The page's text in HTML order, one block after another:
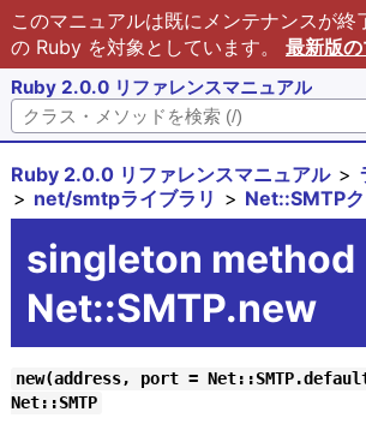
このマニュアルは既にメンテナンスが終
の Ruby を対象としています。 最新版
Ruby 2.0.0 リファレンスマニュアル
Ruby 2.0.0 リファレンスマニュアル
net/smtpライブラリ
Net::SMTP
singleton method
Net::SMTP.new
new(address, port =
Net::SMTP